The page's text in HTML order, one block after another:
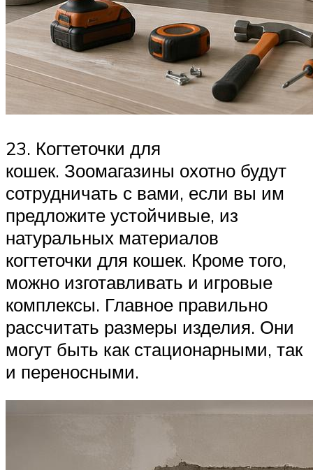
23. Когтеточки для
кошек. Зоомагазины охотно будут
сотрудничать с вами, если вы им
предложите устойчивые, из
натуральных материалов
когтеточки для кошек. Кроме того,
можно изготавливать и игровые
комплексы. Главное правильно
рассчитать размеры изделия. Они
могут быть как стационарными, так
и переносными.